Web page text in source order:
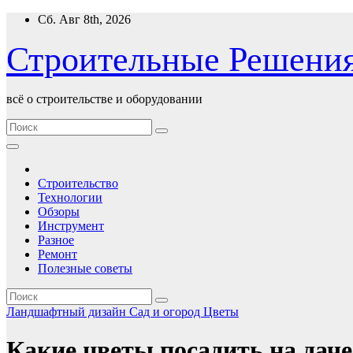
Перейти
содержимому
Сб. Авг 8th, 2026
Строительные
всё о строительстве и оборудовании
Строительство
Технологии
Обзоры
Инструмент
Разное
Ремонт
Полезные советы
Ландшафтный дизайн Сад и огород Цветы